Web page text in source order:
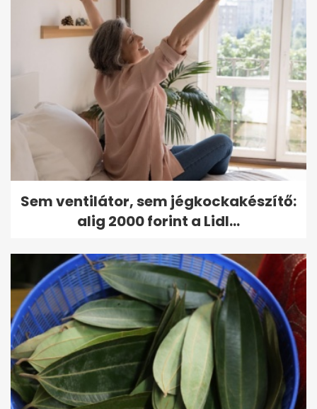
Sem ventilátor, sem jégkockakészítő:
alig 2000 forint a Lidl...